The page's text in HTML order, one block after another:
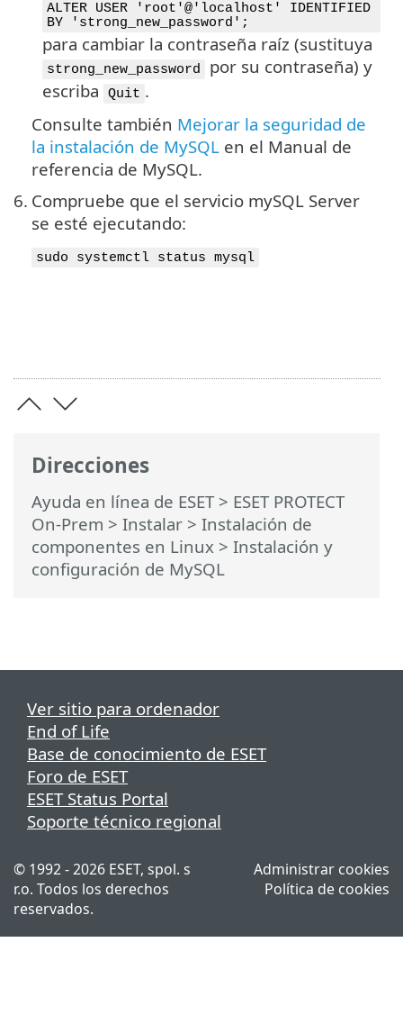
Direcciones
Ayuda en línea de ESET> ESET PROTECT
On-Prem > Instalar > Instalación de
componentes en Linux > Instalación y
configuración de MySQL
ALTER USER 'root'@'localhost' IDENTIFIED
BY 'strong_new_password';
para cambiar la contraseña raíz (sustituya
strong_new_password
por su contraseña) y
escriba
Quit .
Consulte también Mejorar la seguridad de
la instalación de MySQL en el Manual de
referencia de MySQL.
6. Compruebe que el servicio mySQL Server
se esté ejecutando:
sudo systemctl status mysql
Ver sitio para ordenador
End of Life
Base de conocimiento de ESET
Foro de ESET
ESET Status Portal
Soporte técnico regional
© 1992 - 2026 ESET, spol. s
r.o. Todos los derechos
reservados.
Administrar cookies
Política de cookies